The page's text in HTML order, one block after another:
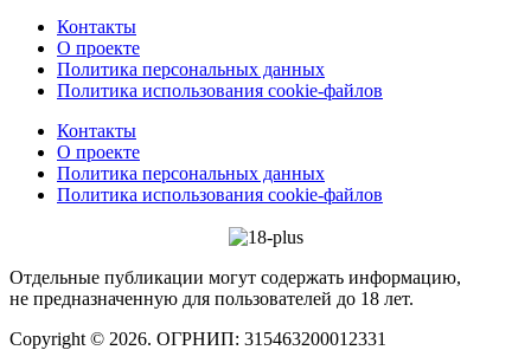
Контакты
О проекте
Политика персональных данных
Политика использования cookie-файлов
Контакты
О проекте
Политика персональных данных
Политика использования cookie-файлов
Отдельные публикации могут содержать информацию,
не предназначенную для пользователей до 18 лет.
Copyright © 2026. ОГРНИП: 315463200012331